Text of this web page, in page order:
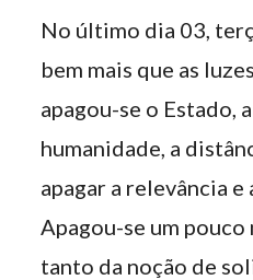
No último dia 03,
bem mais que as
apagou-se o Estado,
humanidade, a
apagar a relevância e
Apagou-se um pouco
tanto da noção de